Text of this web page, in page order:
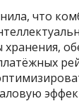
что